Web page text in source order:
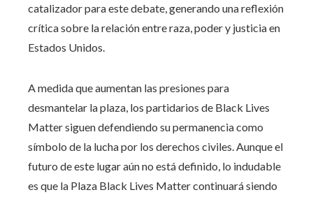
catalizador para este debate, generando una reflexión
crítica sobre la relación entre raza, poder y justicia en
Estados Unidos.
A medida que aumentan las presiones para
desmantelar la plaza, los partidarios de Black Lives
Matter siguen defendiendo su permanencia como
símbolo de la lucha por los derechos civiles. Aunque el
futuro de este lugar aún no está definido, lo indudable
es que la Plaza Black Lives Matter continuará siendo